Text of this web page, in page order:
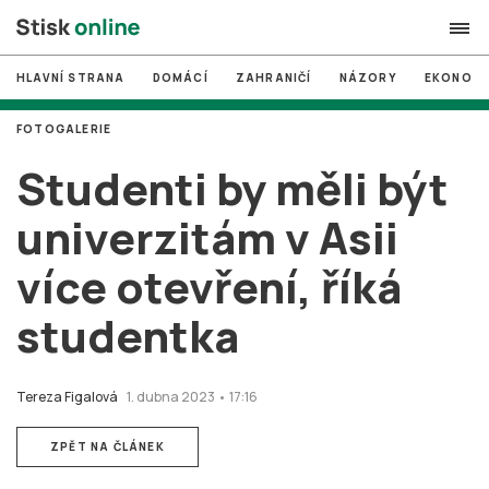
search
# MUNI
# Brno
# volby
login PŘIHLÁSIT SE
Zapomněli jste heslo?
HLAVNÍ STRANA DOMÁCÍ ZAHRANIČÍ NÁZORY
Studenti by měli být
univerzitám v Asii
více otevření, říká
studentka
Tereza Figalová 1. dubna 2023 • 17:16
FOTOGALERIE
ZPĚT NA ČLÁNEK